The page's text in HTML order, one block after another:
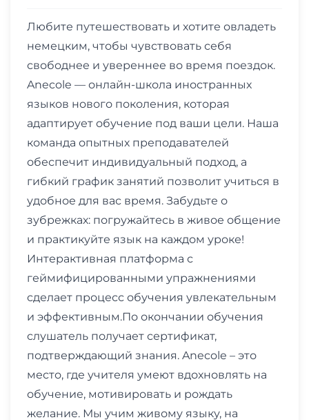
Любите путешествовать и хотите овладеть
немецким, чтобы чувствовать себя
свободнее и увереннее во время поездок.
Anecole — онлайн-школа иностранных
языков нового поколения, которая
адаптирует обучение под ваши цели. Наша
команда опытных преподавателей
обеспечит индивидуальный подход, а
гибкий график занятий позволит учиться в
удобное для вас время. Забудьте о
зубрежках: погружайтесь в живое общение
и практикуйте язык на каждом уроке!
Интерактивная платформа с
геймифицированными упражнениями
сделает процесс обучения увлекательным
и эффективным.По окончании обучения
слушатель получает сертификат,
подтверждающий знания. Anecole – это
место, где учителя умеют вдохновлять на
обучение, мотивировать и рождать
желание. Мы учим живому языку, на